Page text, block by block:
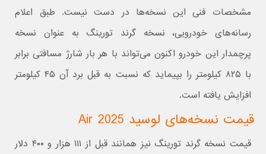
مشخصات فنی این نسخه‌ها در دست نیست. طبق اعلام
رسانه‌های خودرویی، نسخه گرند تورینگ به عنوان نسخه
پرچمدار این خودرو اکنون می‌تواند با هر بار شارژ مسافتی برابر
با ۸۲۵ کیلومتر را بپیماید که نسبت به قبل برد آن ۴۵ کیلومتر
افزایش یافته است.
قیمت نسخه‌های لوسید 2025 Air
قیمت نسخه گرند تورینگ نیز همانند قبل از ۱۱۱ هزار و ۴۰۰ دلار